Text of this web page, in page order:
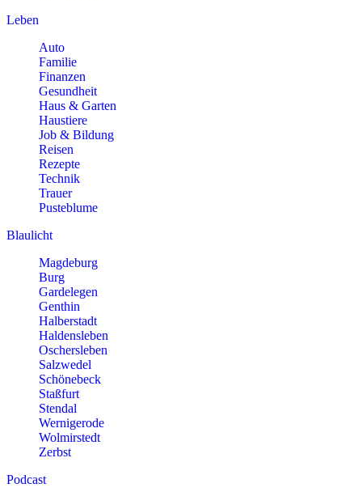
Leben
Auto
Familie
Finanzen
Gesundheit
Haus & Garten
Haustiere
Job & Bildung
Reisen
Rezepte
Technik
Trauer
Pusteblume
Blaulicht
Magdeburg
Burg
Gardelegen
Genthin
Halberstadt
Haldensleben
Oschersleben
Salzwedel
Schönebeck
Staßfurt
Stendal
Wernigerode
Wolmirstedt
Zerbst
Podcast